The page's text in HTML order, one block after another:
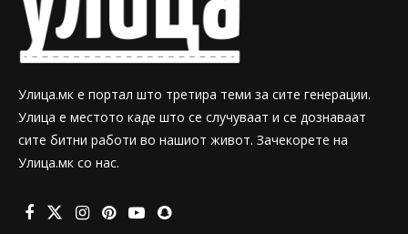
Улица.мк е портал што третира теми за сите генерации.
Улица е местото каде што се случуваат и се дознаваат
сите битни работи во нашиот живот. Зачекорете на
Улица.мк со нас.